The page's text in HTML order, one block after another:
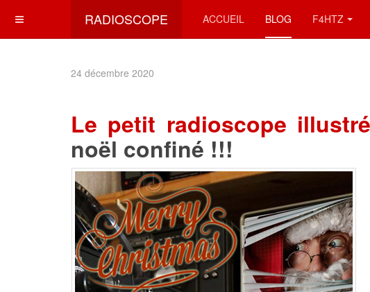
RADIOSCOPE ACCUEIL BLOG F4HTZ
24 décembre 2020
Le petit radioscope illustré
noël confiné !!!